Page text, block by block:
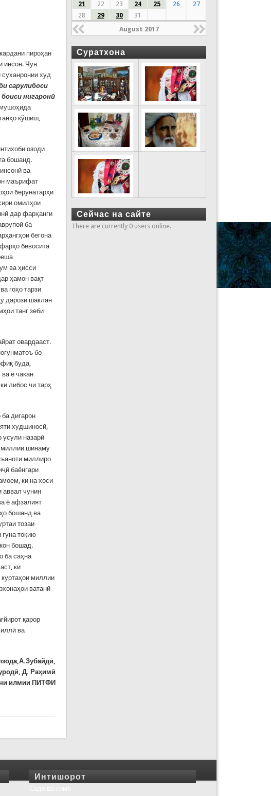
пироҳан
инсон. Чун
худ
сарулибоси
нигаронӣ
мушоҳида
кўшиш,
озоди
бошанд.
ва
маърифат
берунатарҳи
омилҳои
дар фарҳанги
ба
бегона
бевосита
ва ҳисси
ҳамон вақт
гоҳо тарзи
дарози шаклан
танг зеби
овардааст.
бо
буда,
ё чакан
либос чи тарҳ
дигарон
худшиносӣ,
усули назарӣ
миллии шинаму
миллиро
баёнгари
ки на хоси
аввал чунин
ё афзалият
бошанд ва
тозаи
тоқию
бошад.
ба саҳна
ки
миллии
ватанӣ
қарор
ва
Д. Раҳимӣ
илмии ПИТФИ
21
22 23 24 25 26
27
28
29 30 31
August 2017
Суратхона
Сейчас на сайте
There are currently 0 users online.
Интишорот